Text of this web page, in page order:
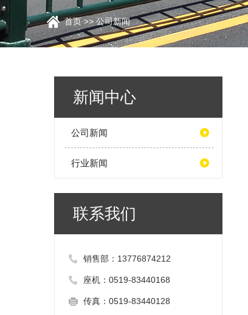
首页>> 公司新闻
新闻中心
公司新闻
行业新闻
联系我们
销售部：13776874212
座机：0519-83440168
传真：0519-83440128